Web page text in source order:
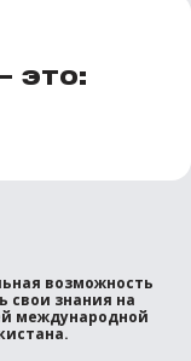
это:
возможность
свои знания на
международной